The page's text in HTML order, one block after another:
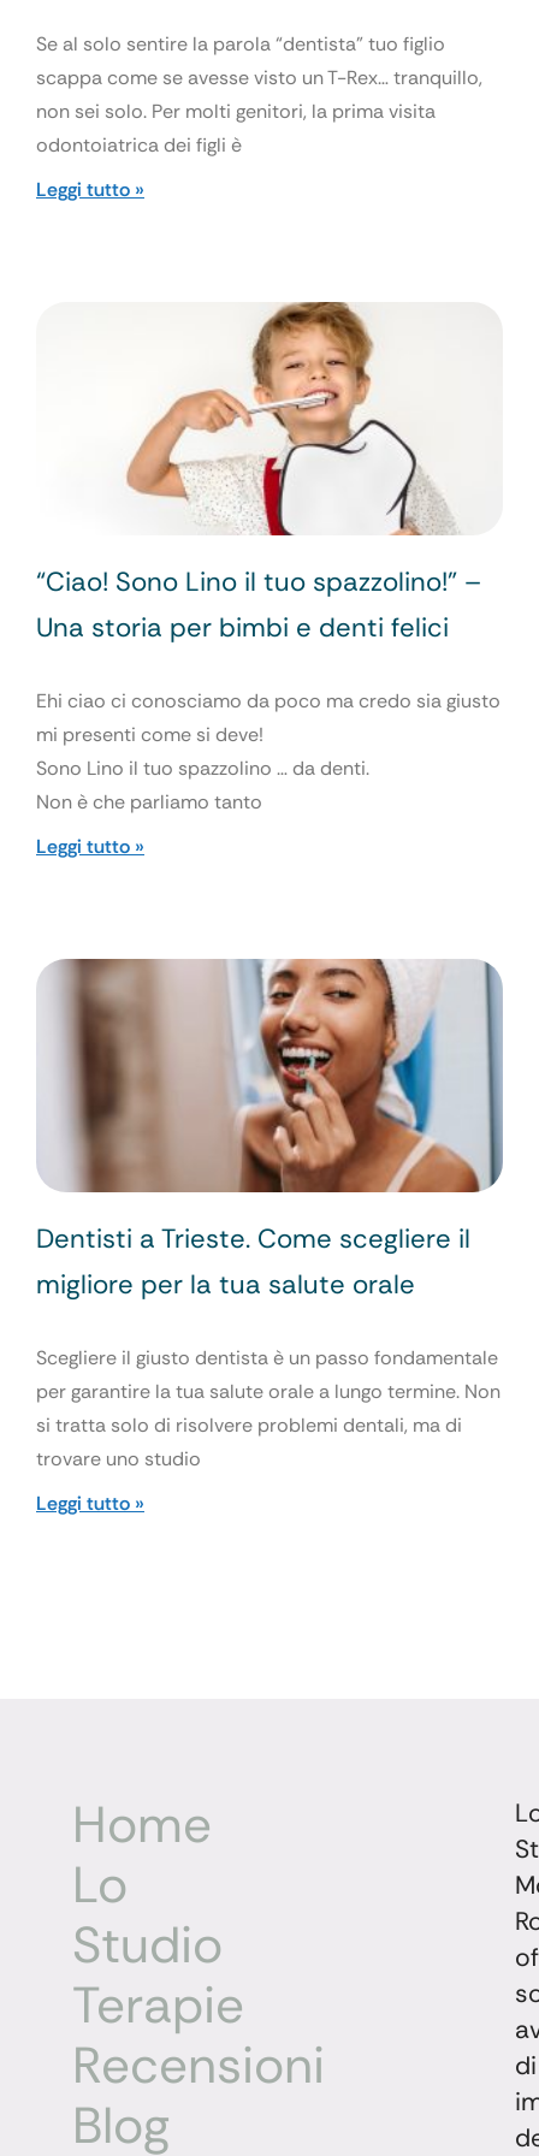
Se al solo sentire la parola “dentista” tuo figlio
scappa come se avesse visto un T-Rex… tranquillo,
non sei solo. Per molti genitori, la prima visita
odontoiatrica dei figli è
Leggi tutto »
“Ciao! Sono Lino il tuo spazzolino!” –
Una storia per bimbi e denti felici
Ehi ciao ci conosciamo da poco ma credo sia giusto
mi presenti come si deve!
Sono Lino il tuo spazzolino … da denti.
Non è che parliamo tanto
Leggi tutto »
Dentisti a Trieste. Come scegliere il
migliore per la tua salute orale
Scegliere il giusto dentista è un passo fondamentale
per garantire la tua salute orale a lungo termine. Non
si tratta solo di risolvere problemi dentali, ma di
trovare uno studio
Leggi tutto »
Home
Lo
Studio
Terapie
Recensioni
Blog
di